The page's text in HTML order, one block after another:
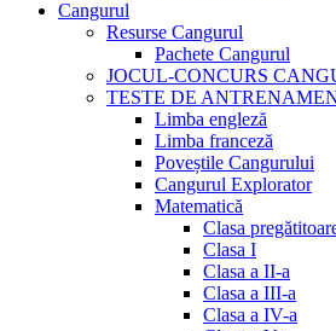
Cangurul
Resurse Cangurul
Pachete Cangurul
JOCUL-CONCURS
TESTE DE
Limba engleză
Limba franceză
Poveștile Cangurului
Cangurul Explorator
Matematică
Clasa
Clasa I
Clasa a II-a
Clasa a III-a
Clasa a IV-a